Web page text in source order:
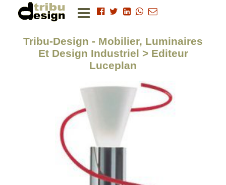
Tribu-Design - Mobilier, Luminaires
Et Design Industriel > Editeur
Luceplan